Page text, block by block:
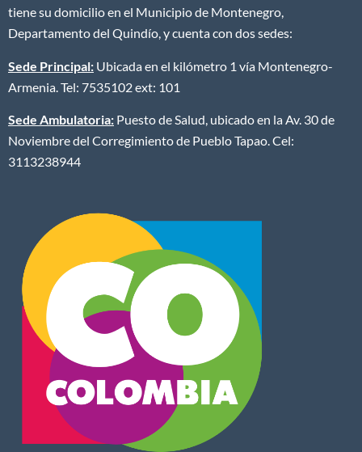
tiene su domicilio en el Municipio de Montenegro,
Departamento del Quindío, y cuenta con dos sedes:
Sede Principal: Ubicada en el kilómetro 1 vía Montenegro-
Armenia. Tel: 7535102 ext: 101
Sede Ambulatoria: Puesto de Salud, ubicado en la Av. 30 de
Noviembre del Corregimiento de Pueblo Tapao. Cel:
3113238944